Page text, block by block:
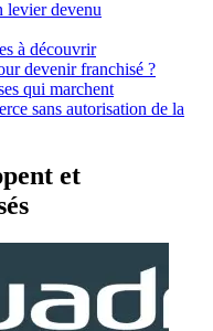
levier devenu
à découvrir
devenir franchisé ?
qui marchent
sans autorisation de la
et